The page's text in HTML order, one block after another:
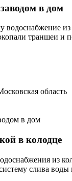
в дом
водоснабжение из
траншеи и
область
в колодце
из
слива воды